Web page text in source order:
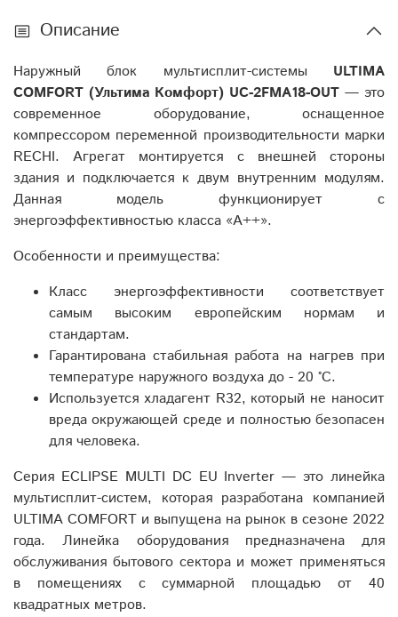
Описание
Наружный блок мультисплит-системы ULTIMA
COMFORT (Ультима Комфорт) UC-2FMA18-OUT — это
современное оборудование, оснащенное
компрессором переменной производительности марки
RECHI. Агрегат монтируется с внешней стороны
здания и подключается к двум внутренним модулям.
Данная модель функционирует с
энергоэффективностью класса «A++».
Особенности и преимущества:
Класс энергоэффективности соответствует
самым высоким европейским нормам и
стандартам.
Гарантирована стабильная работа на нагрев при
температуре наружного воздуха до - 20 °С.
Используется хладагент R32, который не наносит
вреда окружающей среде и полностью безопасен
для человека.
Серия ECLIPSE MULTI DC EU Inverter — это линейка
мультисплит-систем, которая разработана компанией
ULTIMA COMFORT и выпущена на рынок в сезоне 2022
года. Линейка оборудования предназначена для
обслуживания бытового сектора и может применяться
в помещениях с суммарной площадью от 40
квадратных метров.